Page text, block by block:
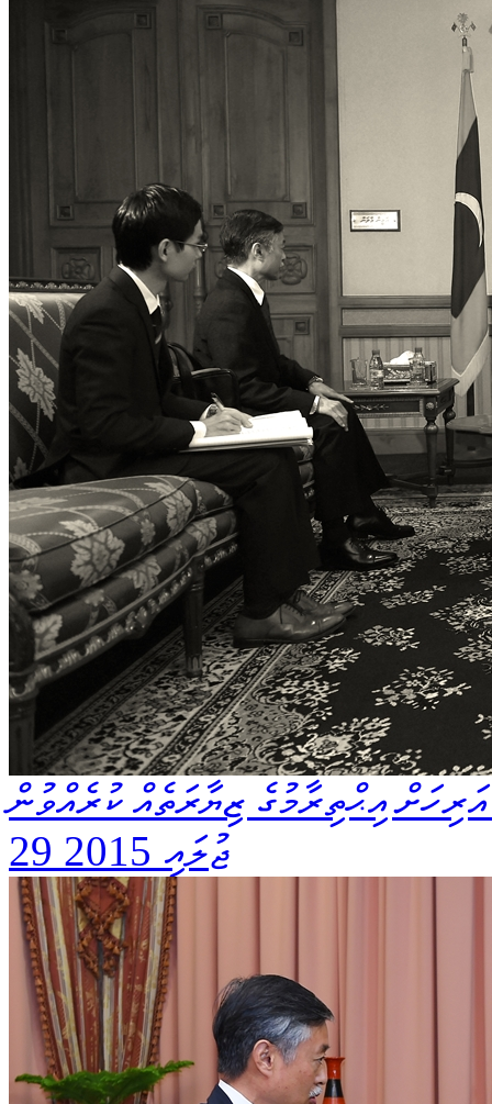
އިޙްތިރާމުގެ ޒިޔާރަތެއް ކުރެއްވުން
29 ޖުލައި 2015